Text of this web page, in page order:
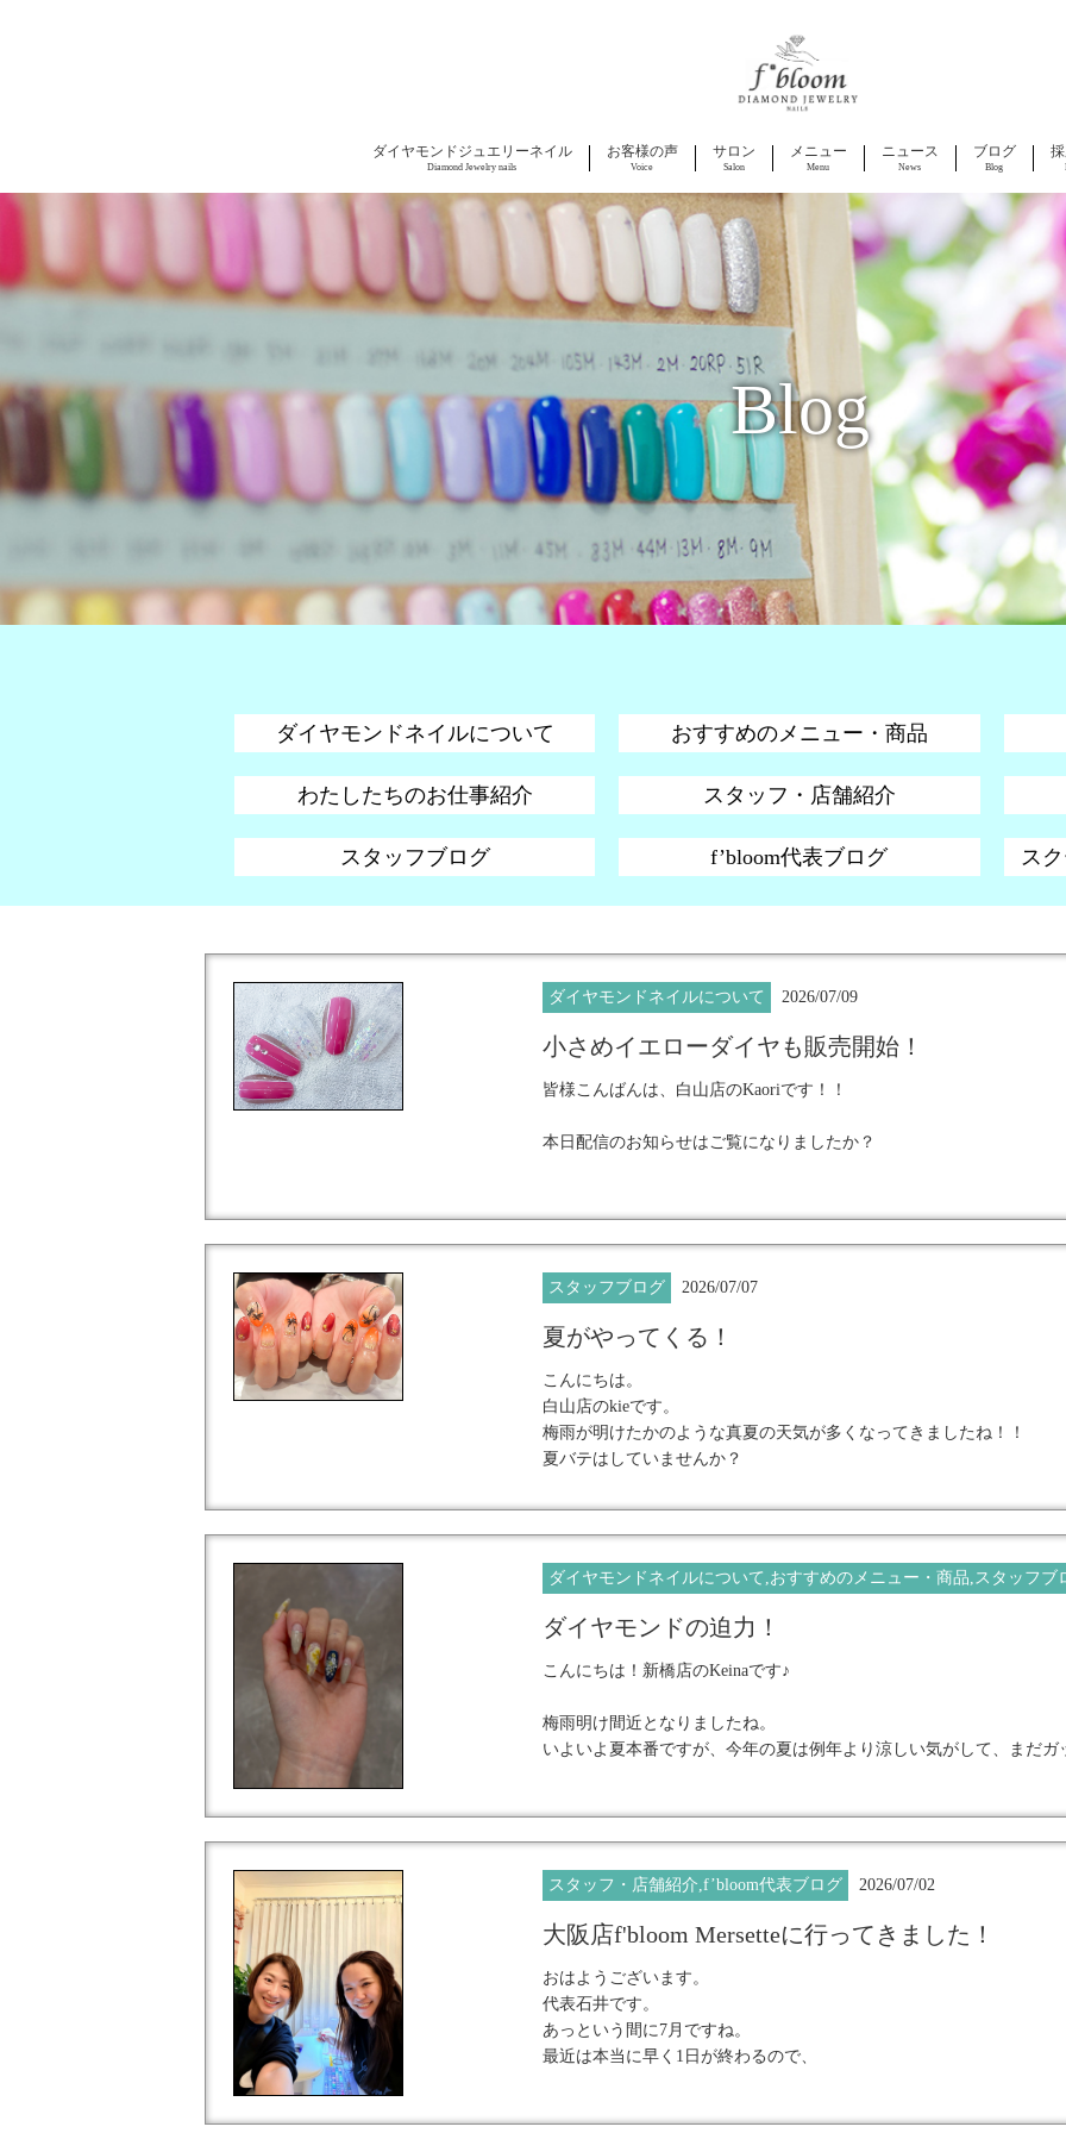
ダイヤモンドジュエリーネイル
Diamond Jewelry nails
お客様の声
Voice
サロン
Salon
メニュー
Menu
ニュース
News
ブログ
Blog
Blog
ダイヤモンドネイルについて おすすめのメニュー・商品
わたしたちのお仕事紹介 スタッフ・店舗紹介
スタッフブログ f’bloom代表ブログ ス
ダイヤモンドネイルについて 2026/07/09
小さめイエローダイヤも販売開始！
皆様こんばんは、白山店のKaoriです！！
本日配信のお知らせはご覧になりましたか？
今回の目玉は
グリーンダイヤ(マーキス)
ブルーダイヤのクラウンセット
こちらは必見です！
追加発注が難しい場合があるので、数量限定！
お早めにお問い合わせください♪♪
以前より販売していたブルーダイヤの小さめサイズ、0.01ctと0.006ct。
ついに！
イエローも入荷いたしました！！！
ブルーダイヤと同料金でのご案内になるのでぜひワンポイント使い
イエロー 0.006ct ¥4400(税込)
私も購入予定です♪
白山店 店長 Kaori
★━━━━━━━━━━━━━━━━━━
上品な輝きを放つ
スタッフブログ 2026/07/07
夏がやってくる！
こんにちは。
白山店のkieです。
梅雨が明けたかのような真夏の天気が多くなってきましたね！！
夏バテはしていませんか？
皆さまも是非お気軽にお声掛けくださいね♪
白山店 kie
★━━━━━━━━━━━━━━━━━━
上品な輝きを放つ
大人女性のための究極のネイルアート
施術数日本一のネイルサロンで
輝きの感動体験してみませんか？
━━━━━━━━━━━━━━━━━━━★
たくさんの作品を掲載中
Instagramフォローお願いします！
▶︎ @fbloom_diamondnails
ダイヤモンドネイルについて,おすすめのメニュー・商品,スタッフブ
ダイヤモンドの迫力！
こんにちは！新橋店のKeinaです♪
梅雨明け間近となりましたね。
いよいよ夏本番ですが、 今年の夏は例年より涼しい気がして、まだ
貴石は乗せず大きめのダイヤモンドのみで埋めつくしてみたのですが
て…ダイヤモンドジュエリーネイルでしか作れないものだと感じまし
これはぜひ多くの方にご体験頂けたら嬉しいなと思います。
ちなみに0.1ctなど大きな石を含め19石乗っています♪
お爪が小さい方、短い方は厚みが出やすいため、小さめの石でパヴェ
スタッフ・店舗紹介,f’bloom代表ブログ 2026/07/02
大阪店f'bloom Mersetteに行ってきました！
おはようございます。
代表石井です。
あっという間に7月ですね。
最近は本当に早く1日が終わるので、